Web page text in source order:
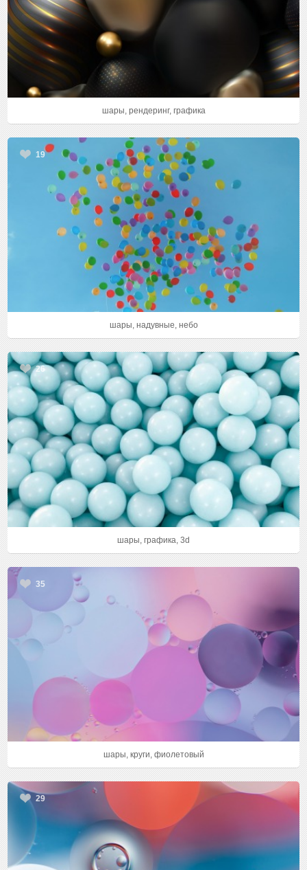
шары, рендеринг, графика
19
шары, надувные, небо
26
шары, графика, 3d
35
шары, круги, фиолетовый
29